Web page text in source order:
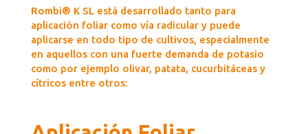
Rombi® K SL está desarrollado tanto para
aplicación foliar como vía radicular y puede
aplicarse en todo tipo de cultivos, especialmente
en aquellos con una fuerte demanda de potasio
como por ejemplo olivar, patata, cucurbitáceas y
cítricos entre otros: